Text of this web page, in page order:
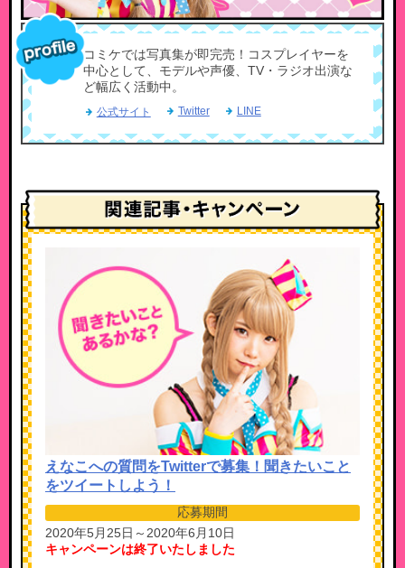
コミケでは写真集が即完売！コスプレイヤーを
中心として、モデルや声優、TV・ラジオ出演な
ど幅広く活動中。
公式サイト Twitter LINE
えなこへの質問をTwitterで募集！聞きたいこと
をツイートしよう！
応募期間
2020年5月25日～2020年6月10日
キャンペーンは終了いたしました